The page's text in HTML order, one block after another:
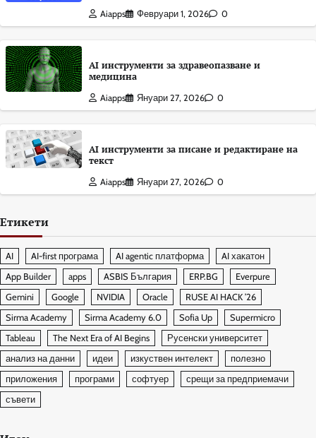
Aiapps Февруари 1, 2026 0
AI инструменти за здравеопазване и
медицина
Aiapps Януари 27, 2026 0
AI инструменти за писане и редактиране на
текст
Aiapps Януари 27, 2026 0
Етикети
AI AI-first програма AI agentic платформа
AI хакатон
App Builder
apps ASBIS България ERP.BG
Everpure
Gemini
Google NVIDIA Oracle
RUSE AI HACK ’26
Sirma Academy
Sirma Academy 6.0 Sofia Up
Supermicro
Tableau
The Next Era of AI Begins
Русенски университет
анализ на данни
идеи изкуствен интелект
полезно
приложения
програми софтуер
срещи за предприемачи
съвети